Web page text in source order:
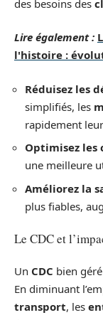
des besoins des
Lire également :
l'histoire :
Réduisez les
simplifiés, les
rapidement
Optimisez les
une meilleure
Améliorez la
plus fiables,
Le CDC et
Un CDC bien
En diminuant
transport, les